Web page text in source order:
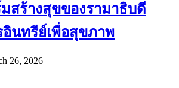
สร้างสุขของรามาธิบดี
นทรีย์เพื่อสุขภาพ
26, 2026